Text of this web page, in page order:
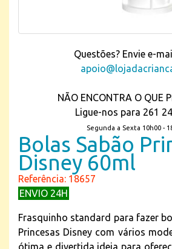
Questões? Envie e-
NÃO ENCONTRA O QUE
Ligue-nos para 261
Segunda a Sexta 10h00 -
Bolas Sabão
Disney 60ml
Referência: 18657
ENVIO 24H
Frasquinho standard para fazer
Princesas Disney com vários
ótima e divertida ideia para